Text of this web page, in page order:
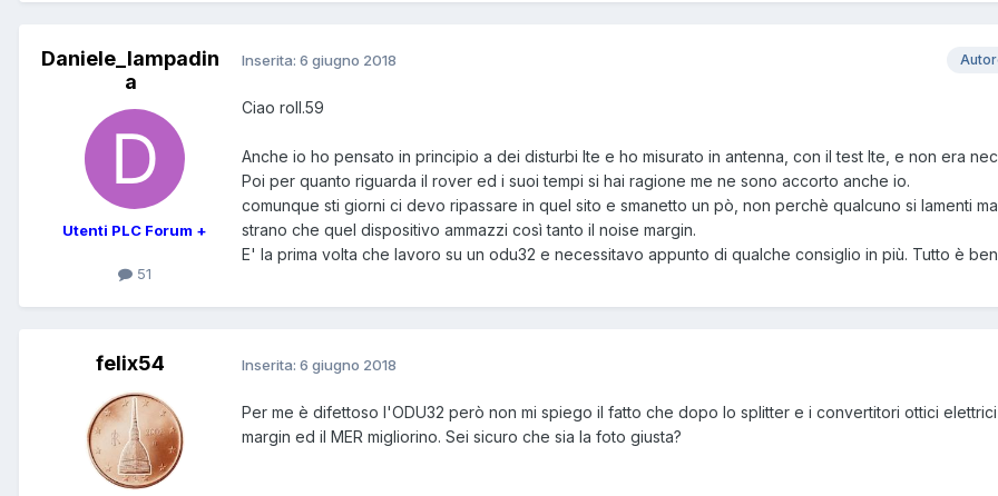
Daniele_lampadin
a
Utenti PLC Forum +
51
Inserita: 6 giugno 2018
Ciao roll.59
Anche io ho pensato in principio a dei disturbi lte e ho misurato in antenna, con il test lte, e non era
Poi per quanto riguarda il rover ed i suoi tempi si hai ragione me ne sono accorto anche io.
comunque sti giorni ci devo ripassare in quel sito e smanetto un pò, non perchè qualcuno si lamenti
strano che quel dispositivo ammazzi così tanto il noise margin.
E' la prima volta che lavoro su un odu32 e necessitavo appunto di qualche consiglio in più. Tutto è
felix54 Inserita: 6 giugno 2018
Per me è difettoso l'ODU32 però non mi spiego il fatto che dopo lo splitter e i convertitori ottici
margin ed il MER migliorino. Sei sicuro che sia la foto giusta?